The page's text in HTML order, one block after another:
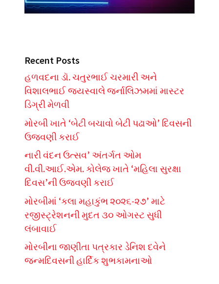
Recent Posts
હળવદના ડૉ. ચતુરભાઈ ચરમારી અને
વિશાલભાઈ જયસ્વાલે જર્નાલિઝમમાં માસ્ટર
ડિગ્રી મેળવી
મોરબી ખાતે ‘બેટી બચાવો બેટી પઢાઓ’ દિવસની
ઉજવણી કરાઈ
નારી વંદન ઉત્સવ’ અંતર્ગત ઓમ
વી.વી.આઈ.એમ. કોલેજ ખાતે ‘મહિલા સુરક્ષા
દિવસ’ની ઉજવણી કરાઈ
મોરબીમાં ‘કલા મહાકુંભ ૨૦૨૬-૨૭’ માટે
રજીસ્ટ્રેશનની મુદત ૩૦ ઓગસ્ટ સુધી
લંબાવાઈ
મોરબીના જાણીતા પત્રકાર ડેનિશ દવેને
જન્મદિવસની હાર્દિક શુભકામનાઓ